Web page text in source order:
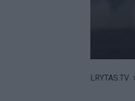
LRYTAS.TV